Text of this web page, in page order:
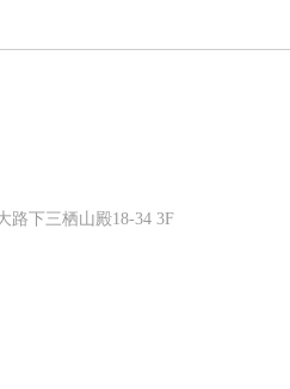
路下三栖山殿18-34 3F